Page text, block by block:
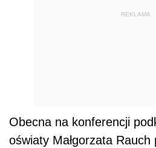
REKLAMA
Obecna na konferencji
oświaty Małgorzata Rauch